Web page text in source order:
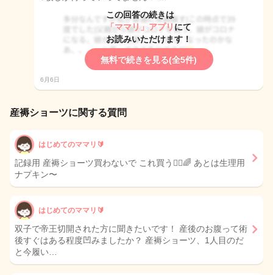
この回答の続きは
「ママリ」アプリ にて
お読みいただけます！
無料で続きを見る(全5件)
6月6日
産褥ショーツに関する質問
はじめてのママリ🔰
記録用 産褥ショーツ買わないで これ買う🙂‍↕️🌈 あとは生理用
ナプキン〜
はじめてのママリ🔰
双子で帝王切開された方に聞きたいです！ 産後のお腹って術
後すぐはある程度凹みましたか？ 産褥ショーツ、1人目のだ
と今履い…